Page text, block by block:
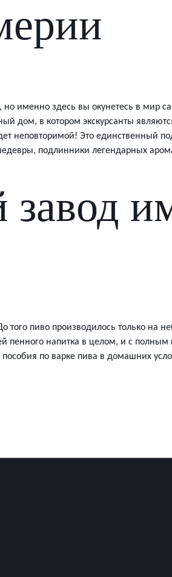
именно здесь вы окунетесь в мир
дом, в котором экскурсанты
неповторимой! Это
подлинники легендарных
пиво производилось только на
пенного напитка в целом, и с
по варке пива в домашних